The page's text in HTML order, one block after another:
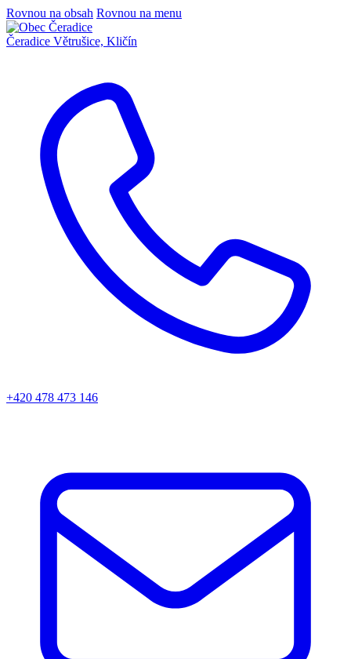
Rovnou na obsah Rovnou na menu
Čeradice Větrušice, Kličín
+420 478 473 146